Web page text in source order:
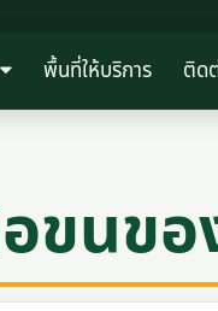
พื้นที่ให้บริการ ติด
ขนขอ